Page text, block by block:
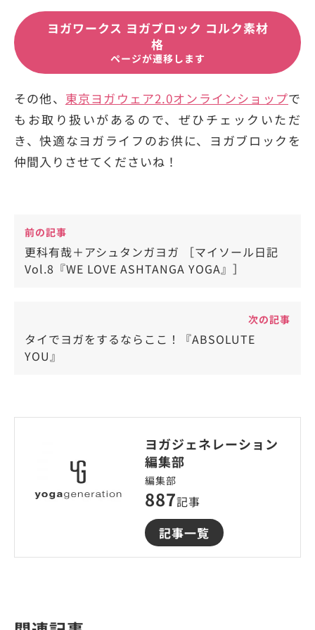
ヨガワークス ヨガブロック コルク素材
格
ページが遷移します
その他、 東京ヨガウェア2.0オンラインショップで
もお取り扱いがあるので、ぜひチェックいただ
き、快適なヨガライフのお供に、ヨガブロックを
仲間入りさせてくださいね！
前の記事
更科有哉＋アシュタンガヨガ ［マイソール日記
Vol.8『WE LOVE ASHTANGA YOGA』］
次の記事
タイでヨガをするならここ！『ABSOLUTE
YOU』
ヨガジェネレーション
編集部
編集部
887記事
記事一覧